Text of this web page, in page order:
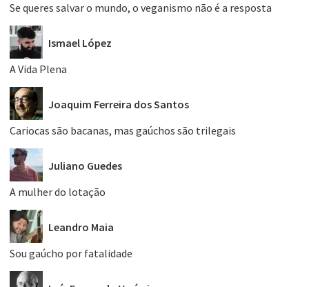
Se queres salvar o mundo, o veganismo não é a resposta
Ismael López
A Vida Plena
Joaquim Ferreira dos Santos
Cariocas são bacanas, mas gaúchos são trilegais
Juliano Guedes
A mulher do lotação
Leandro Maia
Sou gaúcho por fatalidade